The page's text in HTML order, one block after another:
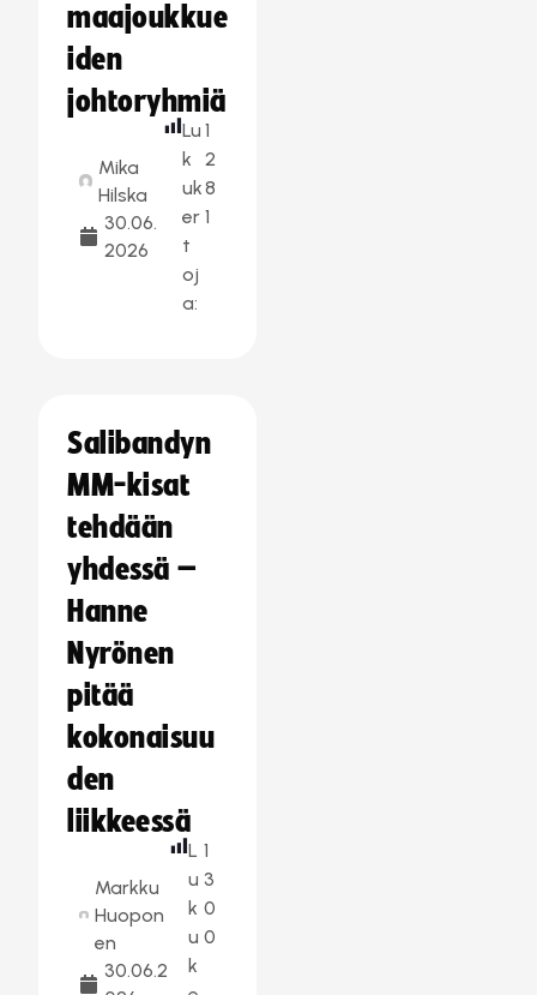
maajoukkue
iden
johtoryhmiä
Mika
Hilska
30.06.
2026
Lu
k
uk
er
t
oj
a:
1
2
8
1
Salibandyn
MM-kisat
tehdään
yhdessä –
Hanne
Nyrönen
pitää
kokonaisuu
den
liikkeessä
Markku
Huopon
en
30.06.2
L
u
k
u
k
1
3
0
0